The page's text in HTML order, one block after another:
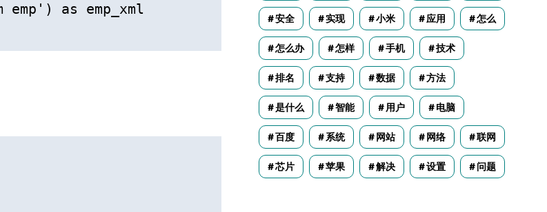
as emp_xml
安全 实现 小米 应用 怎么
怎么办 怎样 手机 技术
排名 支持 数据 方法
是什么 智能 用户 电脑
百度 系统 网站 网络 联网
芯片 苹果 解决 设置 问题